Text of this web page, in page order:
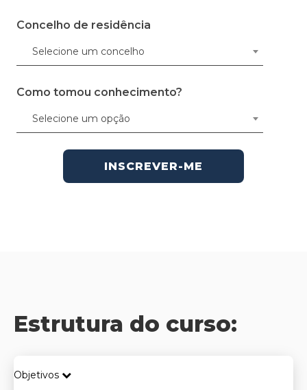
Concelho de residência
Selecione um concelho
Como tomou conhecimento?
Selecione um opção
INSCREVER-ME
Estrutura do curso:
Objetivos